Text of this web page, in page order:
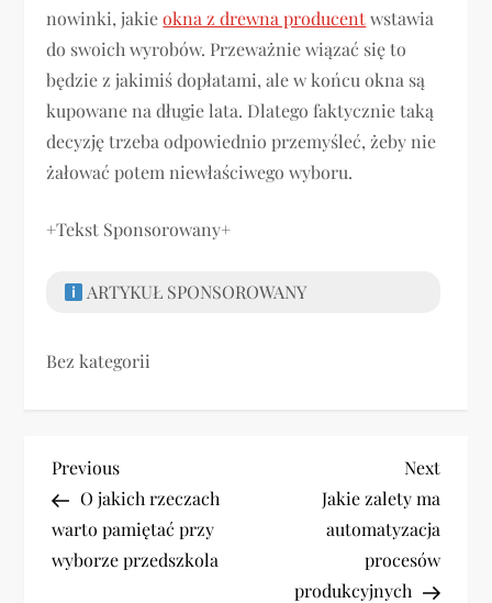
nowinki, jakieokna z drewna producentwstawia
do swoich wyrobów. Przeważnie wiązać się to
będzie z jakimiś dopłatami, ale w końcu okna są
kupowane na długie lata. Dlatego faktycznie taką
decyzję trzeba odpowiednio przemyśleć, żeby nie
żałować potem niewłaściwego wyboru.
+Tekst Sponsorowany+
ARTYKUŁ SPONSOROWANY
Bez kategorii
N
a
w
Previous
Post
Previous
O jakich rzeczach
warto pamiętać przy
wyborze przedszkola
Next
Post
Next
Jakie zalety ma
automatyzacja
procesów
produkcyjnych